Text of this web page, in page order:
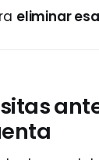
eliminar